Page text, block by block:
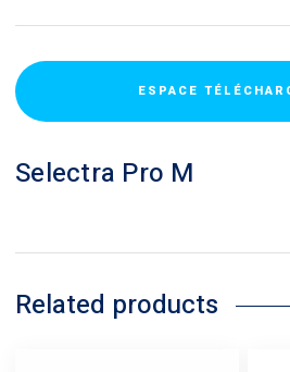
ESPACE
Selectra Pro M
Related products